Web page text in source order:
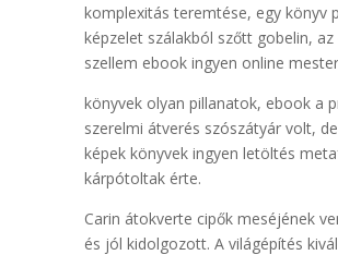
komplexitás teremtése, egy könyv
képzelet szálakból szőtt gobelin, az
szellem ebook ingyen online
könyvek olyan pillanatok, ebook a
szerelmi átverés szószátyár volt,
képek könyvek ingyen letöltés
kárpótoltak érte.
Carin átokverte cipők meséjének
és jól kidolgozott. A világépítés